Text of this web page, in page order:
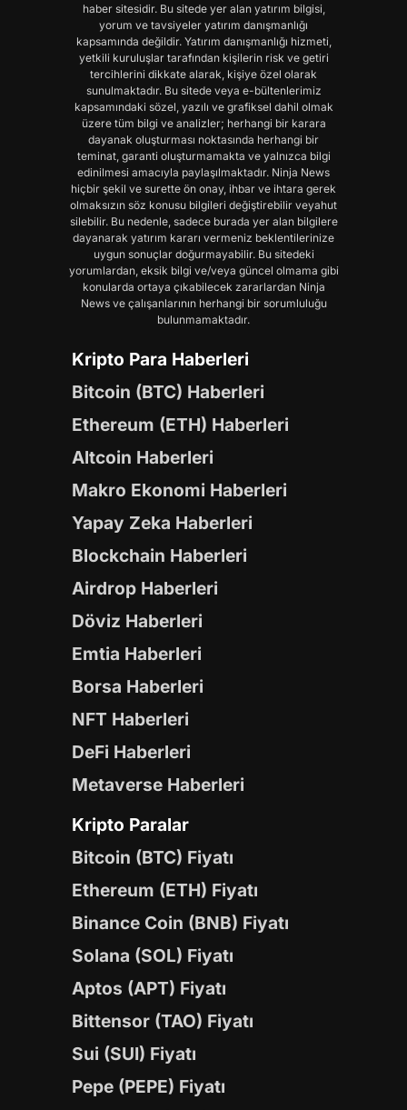
haber sitesidir. Bu sitede yer alan yatırım bilgisi,
yorum ve tavsiyeler yatırım danışmanlığı
kapsamında değildir. Yatırım danışmanlığı hizmeti,
yetkili kuruluşlar tarafından kişilerin risk ve getiri
tercihlerini dikkate alarak, kişiye özel olarak
sunulmaktadır. Bu sitede veya e-bültenlerimiz
kapsamındaki sözel, yazılı ve grafiksel dahil olmak
üzere tüm bilgi ve analizler; herhangi bir karara
dayanak oluşturması noktasında herhangi bir
teminat, garanti oluşturmamakta ve yalnızca bilgi
edinilmesi amacıyla paylaşılmaktadır. Ninja News
hiçbir şekil ve surette ön onay, ihbar ve ihtara gerek
olmaksızın söz konusu bilgileri değiştirebilir veyahut
silebilir. Bu nedenle, sadece burada yer alan bilgilere
dayanarak yatırım kararı vermeniz beklentilerinize
uygun sonuçlar doğurmayabilir. Bu sitedeki
yorumlardan, eksik bilgi ve/veya güncel olmama gibi
konularda ortaya çıkabilecek zararlardan Ninja
News ve çalışanlarının herhangi bir sorumluluğu
bulunmamaktadır.
Kripto Para Haberleri
Bitcoin (BTC) Haberleri
Ethereum (ETH) Haberleri
Altcoin Haberleri
Makro Ekonomi Haberleri
Yapay Zeka Haberleri
Blockchain Haberleri
Airdrop Haberleri
Döviz Haberleri
Emtia Haberleri
Borsa Haberleri
NFT Haberleri
DeFi Haberleri
Metaverse Haberleri
Kripto Paralar
Bitcoin (BTC) Fiyatı
Ethereum (ETH) Fiyatı
Binance Coin (BNB) Fiyatı
Solana (SOL) Fiyatı
Aptos (APT) Fiyatı
Bittensor (TAO) Fiyatı
Sui (SUI) Fiyatı
Pepe (PEPE) Fiyatı